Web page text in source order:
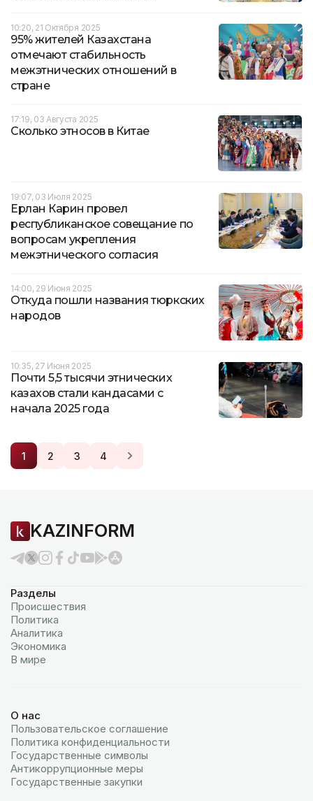
10:20, 21 Октября 2025
95% жителей Казахстана
отмечают стабильность
межэтнических отношений в
стране
17:19, 03 Августа 2025
Сколько этносов в Китае
19:07, 03 Июля 2025
Ерлан Карин провел
республиканское совещание по
вопросам укрепления
межэтнического согласия
14:00, 29 Июня 2025
Откуда пошли названия тюркских
народов
10:35, 27 Июня 2025
Почти 5,5 тысячи этнических
казахов стали кандасами с
начала 2025 года
1 2 3 4
KAZINFORM
Разделы
Происшествия
Политика
Аналитика
Экономика
В мире
О нас
Пользовательское соглашение
Политика конфиденциальности
Государственные символы
Антикоррупционные меры
Государственные закупки